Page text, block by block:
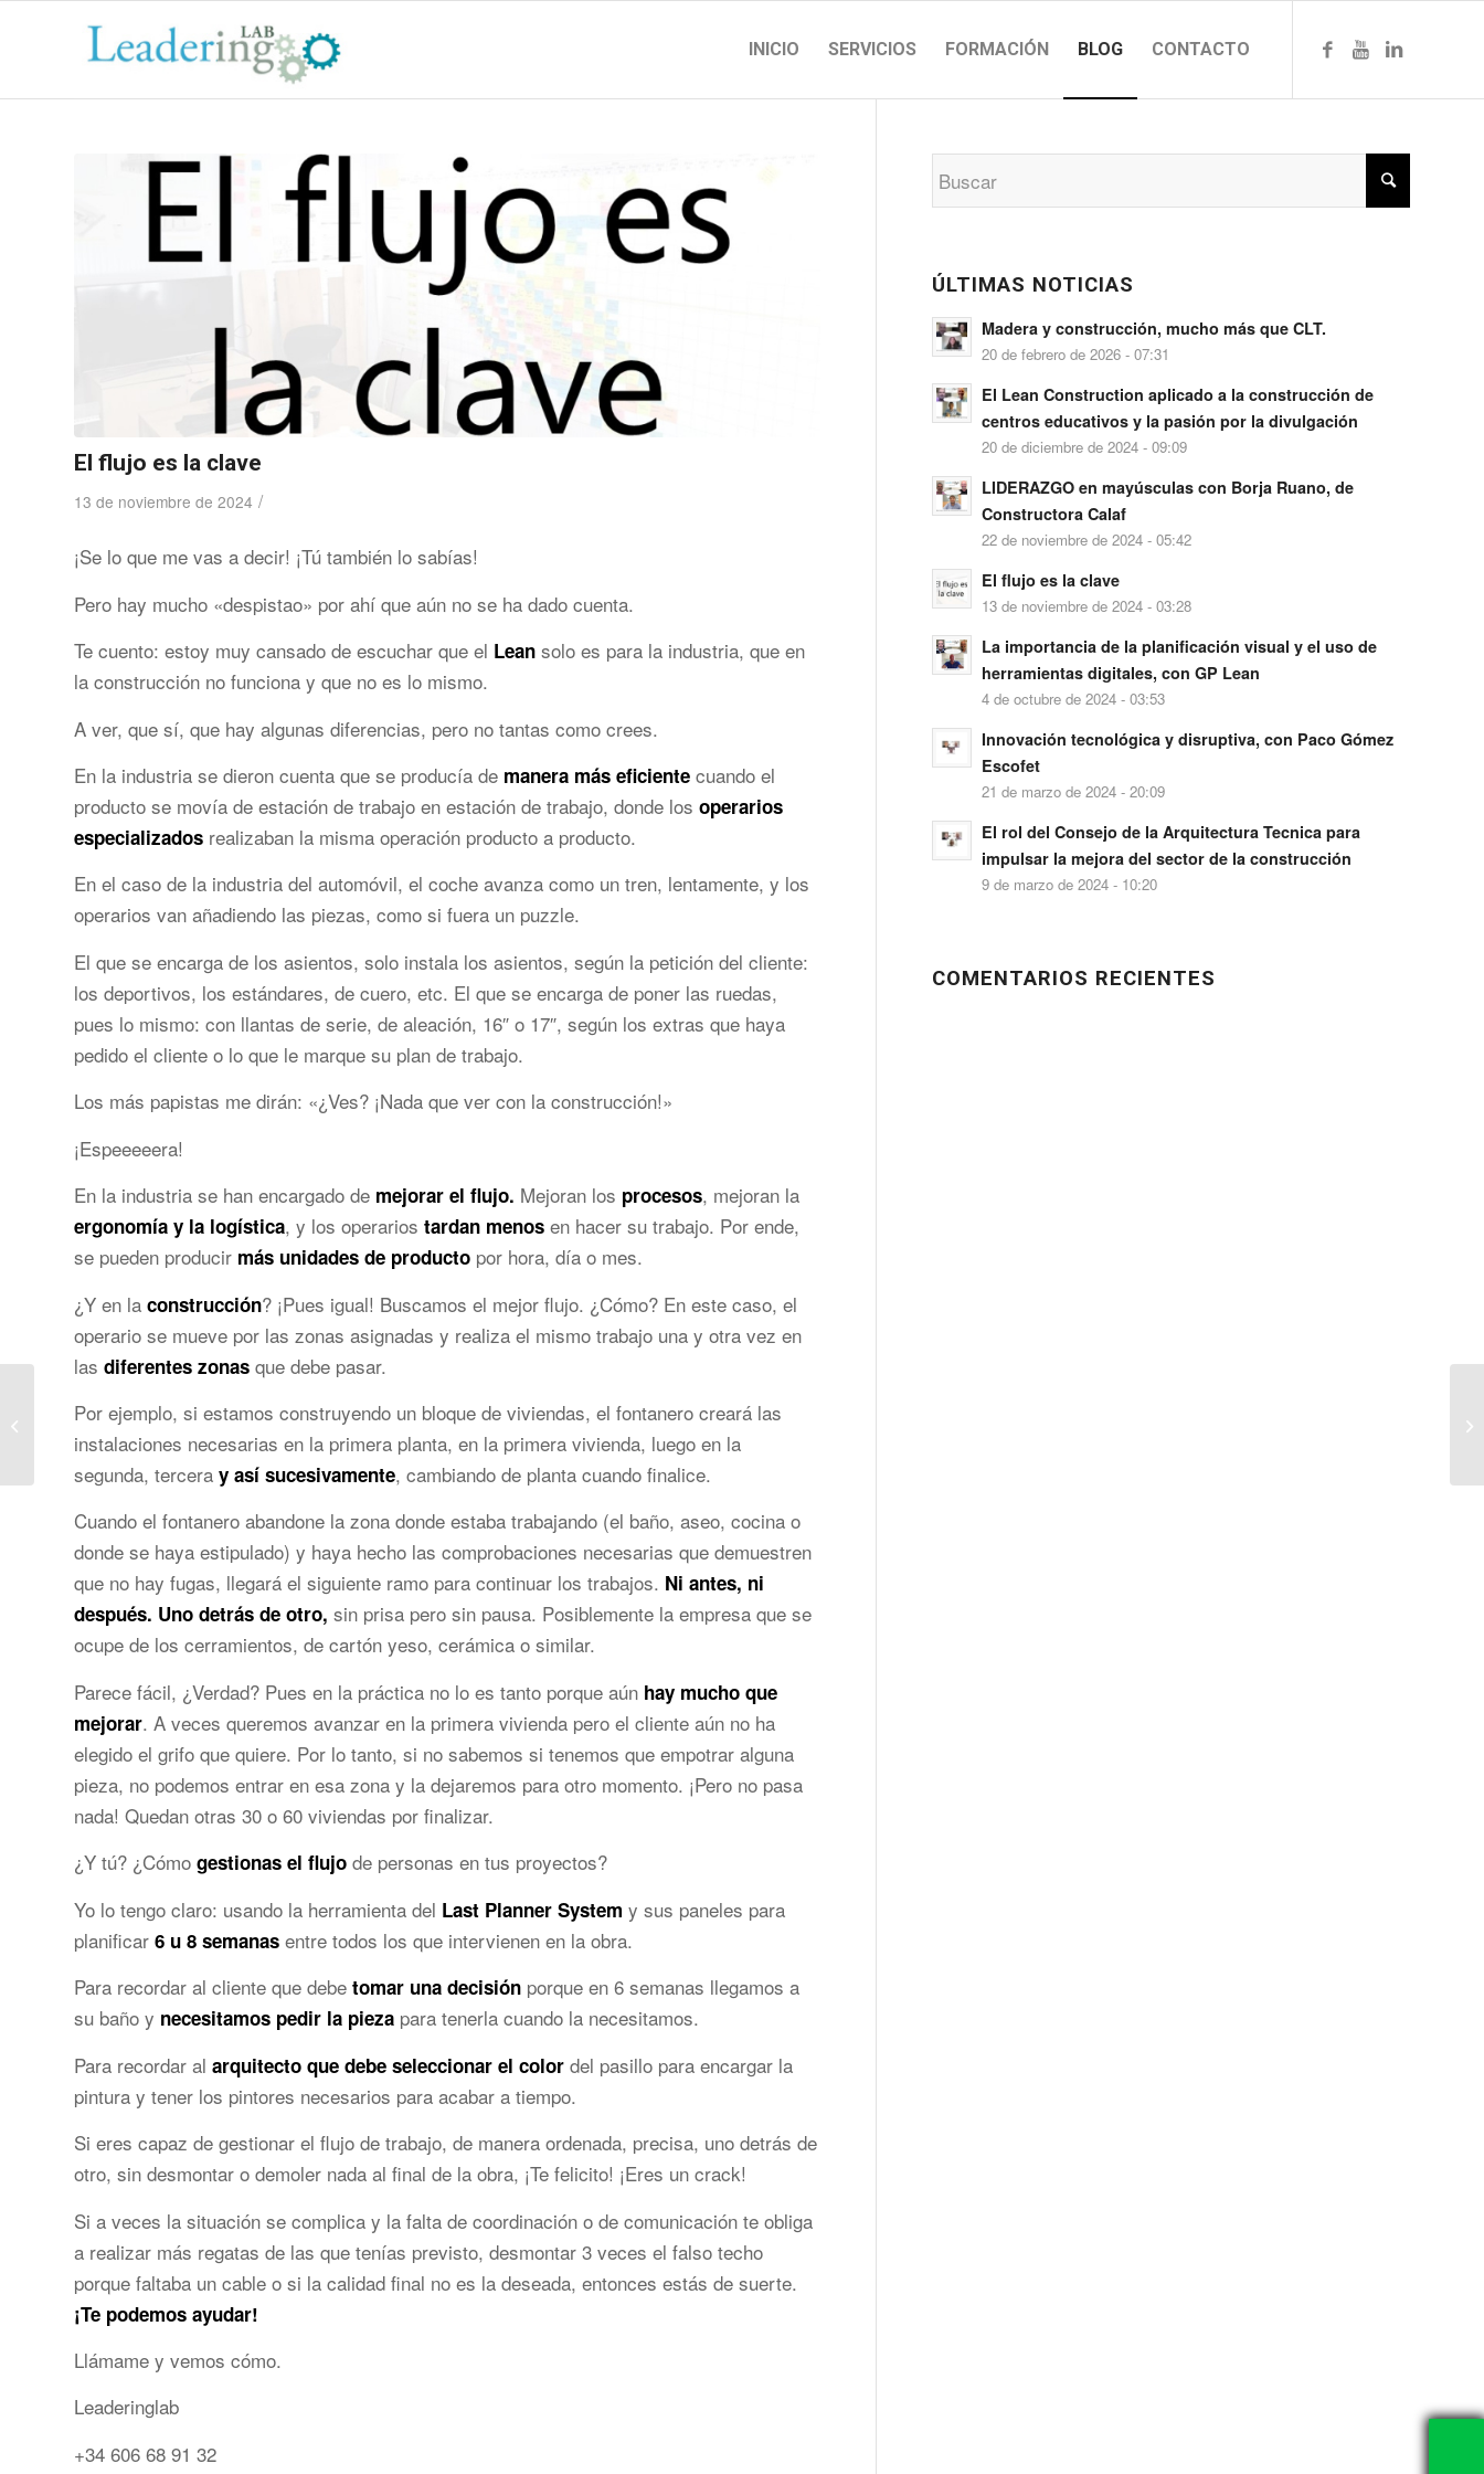
INICIO SERVICIOS FORMACIÓN BLOG CONTACTO
El flujo es la clave
13 de noviembre de 2024 /
¡Se lo que me vas a decir! ¡Tú también lo sabías!
Pero hay mucho «despistao» por ahí que aún no se ha dado cuenta.
Te cuento: estoy muy cansado de escuchar que el Lean solo es para la industria, que en
la construcción no funciona y que no es lo mismo.
A ver, que sí, que hay algunas diferencias, pero no tantas como crees.
En la industria se dieron cuenta que se producía de manera más eficiente cuando el
producto se movía de estación de trabajo en estación de trabajo, donde los operarios
especializados realizaban la misma operación producto a producto.
En el caso de la industria del automóvil, el coche avanza como un tren, lentamente, y los
operarios van añadiendo las piezas, como si fuera un puzzle.
El que se encarga de los asientos, solo instala los asientos, según la petición del cliente:
los deportivos, los estándares, de cuero, etc. El que se encarga de poner las ruedas,
pues lo mismo: con llantas de serie, de aleación, 16″ o 17″, según los extras que haya
pedido el cliente o lo que le marque su plan de trabajo.
Los más papistas me dirán: «¿Ves? ¡Nada que ver con la construcción!»
¡Espeeeeera!
En la industria se han encargado de mejorar el flujo. Mejoran los procesos, mejoran la
ergonomía y la logística, y los operarios tardan menos en hacer su trabajo. Por ende,
se pueden producir más unidades de producto por hora, día o mes.
¿Y en la construcción? ¡Pues igual! Buscamos el mejor flujo. ¿Cómo? En este caso, el
operario se mueve por las zonas asignadas y realiza el mismo trabajo una y otra vez en
las diferentes zonas que debe pasar.
Por ejemplo, si estamos construyendo un bloque de viviendas, el fontanero creará las
instalaciones necesarias en la primera planta, en la primera vivienda, luego en la
segunda, tercera y así sucesivamente, cambiando de planta cuando finalice.
Cuando el fontanero abandone la zona donde estaba trabajando (el baño, aseo, cocina o
donde se haya estipulado) y haya hecho las comprobaciones necesarias que demuestren
que no hay fugas, llegará el siguiente ramo para continuar los trabajos. Ni antes, ni
después. Uno detrás de otro, sin prisa pero sin pausa. Posiblemente la empresa que se
ocupe de los cerramientos, de cartón yeso, cerámica o similar.
Parece fácil, ¿Verdad? Pues en la práctica no lo es tanto porque aún hay mucho que
mejorar. A veces queremos avanzar en la primera vivienda pero el cliente aún no ha
elegido el grifo que quiere. Por lo tanto, si no sabemos si tenemos que empotrar alguna
pieza, no podemos entrar en esa zona y la dejaremos para otro momento. ¡Pero no pasa
nada! Quedan otras 30 o 60 viviendas por finalizar.
¿Y tú? ¿Cómo gestionas el flujo de personas en tus proyectos?
Yo lo tengo claro: usando la herramienta del Last Planner System y sus paneles para
planificar 6 u 8 semanas entre todos los que intervienen en la obra.
Para recordar al cliente que debe tomar una decisión porque en 6 semanas llegamos a
su baño y necesitamos pedir la pieza para tenerla cuando la necesitamos.
Para recordar al arquitecto que debe seleccionar el color del pasillo para encargar la
pintura y tener los pintores necesarios para acabar a tiempo.
Si eres capaz de gestionar el flujo de trabajo, de manera ordenada, precisa, uno detrás de
otro, sin desmontar o demoler nada al final de la obra, ¡Te felicito! ¡Eres un crack!
Si a veces la situación se complica y la falta de coordinación o de comunicación te obliga
a realizar más regatas de las que tenías previsto, desmontar 3 veces el falso techo
porque faltaba un cable o si la calidad final no es la deseada, entonces estás de suerte.
¡Te podemos ayudar!
Llámame y vemos cómo.
Leaderinglab
+34 606 68 91 32
ÚLTIMAS NOTICIAS
Madera y construcción, mucho más que CLT.
20 de febrero de 2026 - 07:31
El Lean Construction aplicado a la construcción de
centros educativos y la pasión por la divulgación
20 de diciembre de 2024 - 09:09
LIDERAZGO en mayúsculas con Borja Ruano, de
Constructora Calaf
22 de noviembre de 2024 - 05:42
El flujo es la clave
13 de noviembre de 2024 - 03:28
La importancia de la planificación visual y el uso de
herramientas digitales, con GP Lean
4 de octubre de 2024 - 03:53
Innovación tecnológica y disruptiva, con Paco Gómez
Escofet
21 de marzo de 2024 - 20:09
El rol del Consejo de la Arquitectura Tecnica para
impulsar la mejora del sector de la construcción
9 de marzo de 2024 - 10:20
COMENTARIOS RECIENTES
planificación visual y el
uso de herramientas